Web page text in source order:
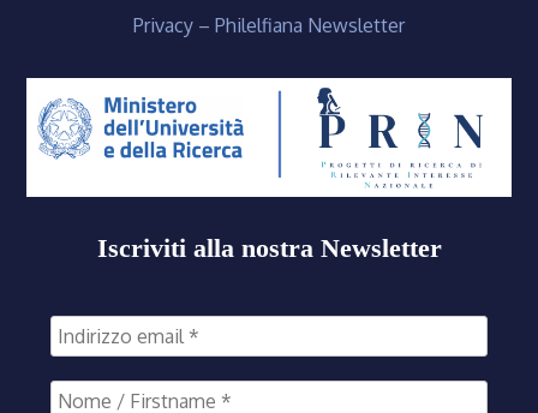
Privacy – Philelfiana Newsletter
Iscriviti alla nostra Newsletter